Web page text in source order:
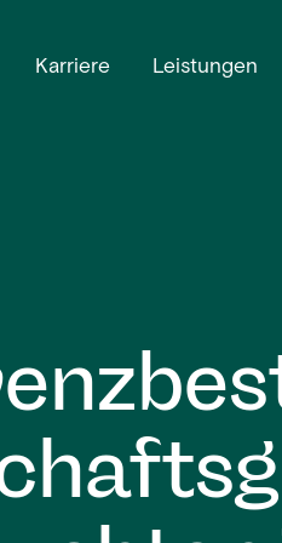
Karriere Leistungen